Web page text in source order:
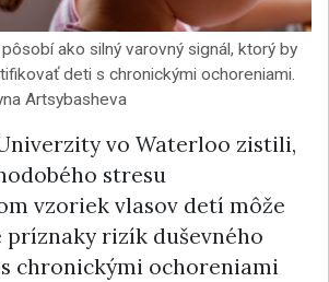
ako silný varovný signál, ktorý by
deti s chronickými ochoreniami.
Artsybasheva
vo Waterloo zistili,
stresu
vzoriek vlasov detí môže
príznaky rizík duševného
chronickými ochoreniami